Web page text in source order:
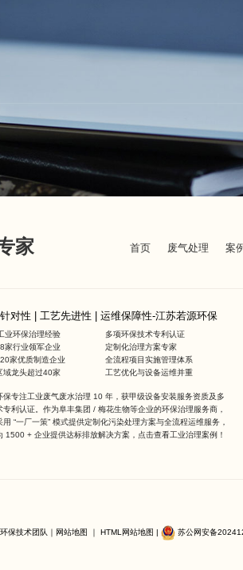
家 首页 废气处理 案例
对性 | 工艺先进性 | 运维保障性-江苏若源环保
业环保治理经验
家行业领军企业
家优质制造企业
域龙头超过40家
多项环保技术专利认证
定制化治理方案专家
全流程项目实施管理体系
工艺优化与设备运维并重
保专注工业废气废水治理 10 年，获甲级设备安装服务资质及多
专利认证。作为阜丰集团 / 梅花生物等企业的环保治理服务商，
用 “一厂一策” 模式提供定制化污染处理方案与全流程运维服务，
1500 + 企业提供达标排放解决方案，点击查看工业治理案例 ！
保技术团队｜ 网站地图 ｜ HTML网站地图 | 苏公网安备